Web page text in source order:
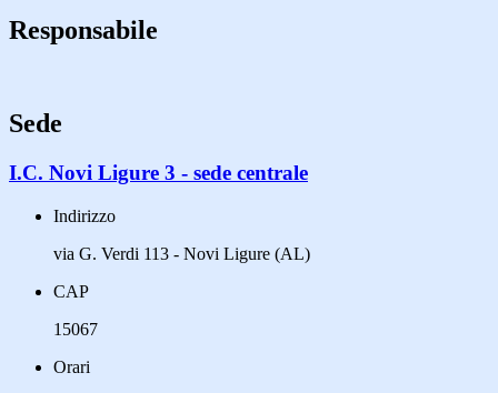
Responsabile
Sede
I.C. Novi Ligure 3 - sede centrale
Indirizzo
via G. Verdi 113 - Novi Ligure (AL)
CAP
15067
Orari